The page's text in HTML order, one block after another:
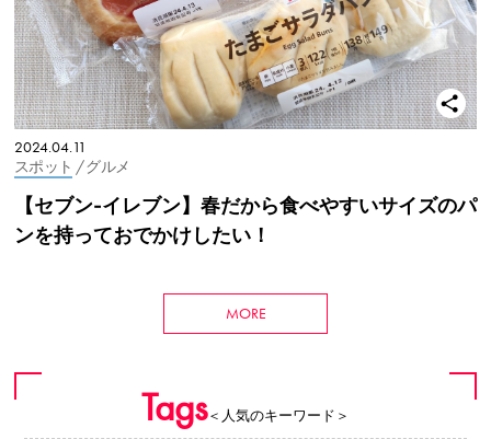
2024.04.11
スポット / グルメ
【セブン-イレブン】春だから食べやすいサイズのパ
ンを持っておでかけしたい！
MORE
Tags＜人気のキーワード＞